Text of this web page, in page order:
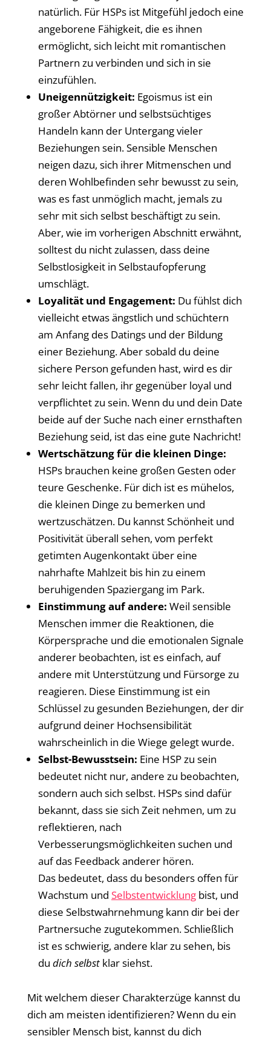
natürlich. Für HSPs ist Mitgefühl jedoch eine
angeborene Fähigkeit, die es ihnen
ermöglicht, sich leicht mit romantischen
Partnern zu verbinden und sich in sie
einzufühlen.
Uneigennützigkeit: Egoismus ist ein
großer Abtörner und selbstsüchtiges
Handeln kann der Untergang vieler
Beziehungen sein. Sensible Menschen
neigen dazu, sich ihrer Mitmenschen und
deren Wohlbefinden sehr bewusst zu sein,
was es fast unmöglich macht, jemals zu
sehr mit sich selbst beschäftigt zu sein.
Aber, wie im vorherigen Abschnitt erwähnt,
solltest du nicht zulassen, dass deine
Selbstlosigkeit in Selbstaufopferung
umschlägt.
Loyalität und Engagement: Du fühlst dich
vielleicht etwas ängstlich und schüchtern
am Anfang des Datings und der Bildung
einer Beziehung. Aber sobald du deine
sichere Person gefunden hast, wird es dir
sehr leicht fallen, ihr gegenüber loyal und
verpflichtet zu sein. Wenn du und dein Date
beide auf der Suche nach einer ernsthaften
Beziehung seid, ist das eine gute Nachricht!
Wertschätzung für die kleinen Dinge:
HSPs brauchen keine großen Gesten oder
teure Geschenke. Für dich ist es mühelos,
die kleinen Dinge zu bemerken und
wertzuschätzen. Du kannst Schönheit und
Positivität überall sehen, vom perfekt
getimten Augenkontakt über eine
nahrhafte Mahlzeit bis hin zu einem
beruhigenden Spaziergang im Park.
Einstimmung auf andere: Weil sensible
Menschen immer die Reaktionen, die
Körpersprache und die emotionalen Signale
anderer beobachten, ist es einfach, auf
andere mit Unterstützung und Fürsorge zu
reagieren. Diese Einstimmung ist ein
Schlüssel zu gesunden Beziehungen, der dir
aufgrund deiner Hochsensibilität
wahrscheinlich in die Wiege gelegt wurde.
Selbst-Bewusstsein: Eine HSP zu sein
bedeutet nicht nur, andere zu beobachten,
sondern auch sich selbst. HSPs sind dafür
bekannt, dass sie sich Zeit nehmen, um zu
reflektieren, nach
Verbesserungsmöglichkeiten suchen und
auf das Feedback anderer hören.
Das bedeutet, dass du besonders offen für
Wachstum und Selbstentwicklung bist, und
diese Selbstwahrnehmung kann dir bei der
Partnersuche zugutekommen. Schließlich
ist es schwierig, andere klar zu sehen, bis
du dich selbst klar siehst.
Mit welchem dieser Charakterzüge kannst du
dich am meisten identifizieren? Wenn du ein
sensibler Mensch bist, kannst du dich